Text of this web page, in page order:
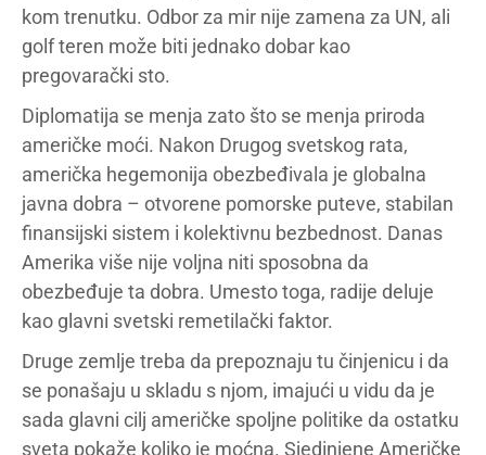
kom trenutku. Odbor za mir nije zamena za UN, ali
golf teren može biti jednako dobar kao
pregovarački sto.
Diplomatija se menja zato što se menja priroda
američke moći. Nakon Drugog svetskog rata,
američka hegemonija obezbeđivala je globalna
javna dobra – otvorene pomorske puteve, stabilan
finansijski sistem i kolektivnu bezbednost. Danas
Amerika više nije voljna niti sposobna da
obezbeđuje ta dobra. Umesto toga, radije deluje
kao glavni svetski remetilački faktor.
Druge zemlje treba da prepoznaju tu činjenicu i da
se ponašaju u skladu s njom, imajući u vidu da je
sada glavni cilj američke spoljne politike da ostatku
sveta pokaže koliko je moćna. Sjedinjene Američke